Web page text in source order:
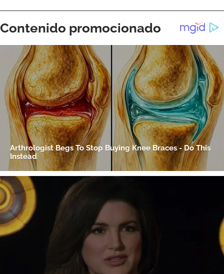
Gracias por suscribirte a nuestro boletín.
ACEPTAR